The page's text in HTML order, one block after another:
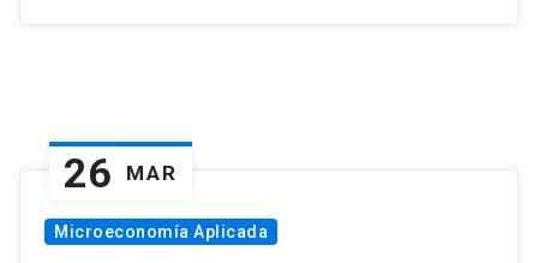
26 MAR
Microeconomía Aplicada